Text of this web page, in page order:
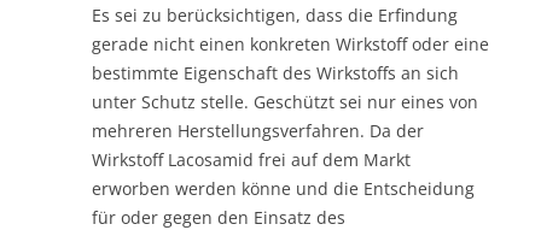
Es sei zu berücksichtigen, dass die Erfindung
gerade nicht einen konkreten Wirkstoff oder eine
bestimmte Eigenschaft des Wirkstoffs an sich
unter Schutz stelle. Geschützt sei nur eines von
mehreren Herstellungsverfahren. Da der
Wirkstoff Lacosamid frei auf dem Markt
erworben werden könne und die Entscheidung
für oder gegen den Einsatz des